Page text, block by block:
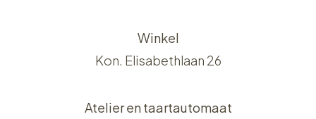
Winkel
Kon. Elisabethlaan 26
Atelier en taartautomaat